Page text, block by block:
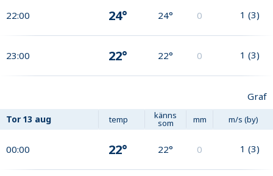
22:00 24° 24° 0 1 (3)
23:00 22° 22° 0 1 (3)
Graf
Tor 13 aug temp känns
som mm m/s (by)
00:00 22° 22° 0 1 (3)